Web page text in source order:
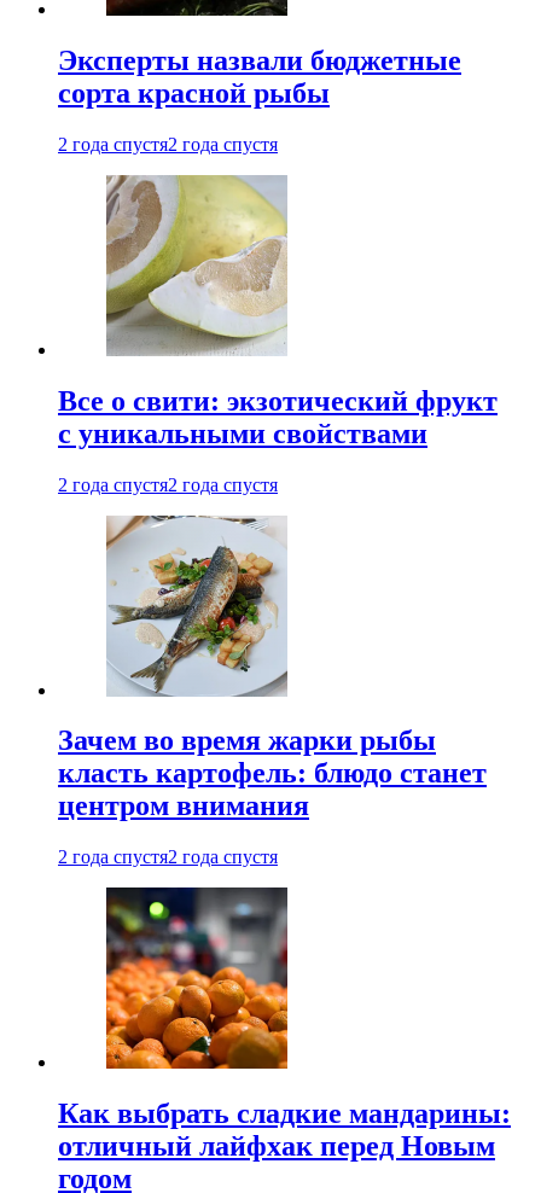
Эксперты назвали бюджетные
сорта красной рыбы
2 года спустя2 года спустя
Все о свити: экзотический фрукт
с уникальными свойствами
2 года спустя2 года спустя
Зачем во время жарки рыбы
класть картофель: блюдо станет
центром внимания
2 года спустя2 года спустя
Как выбрать сладкие мандарины:
отличный лайфхак перед Новым
годом